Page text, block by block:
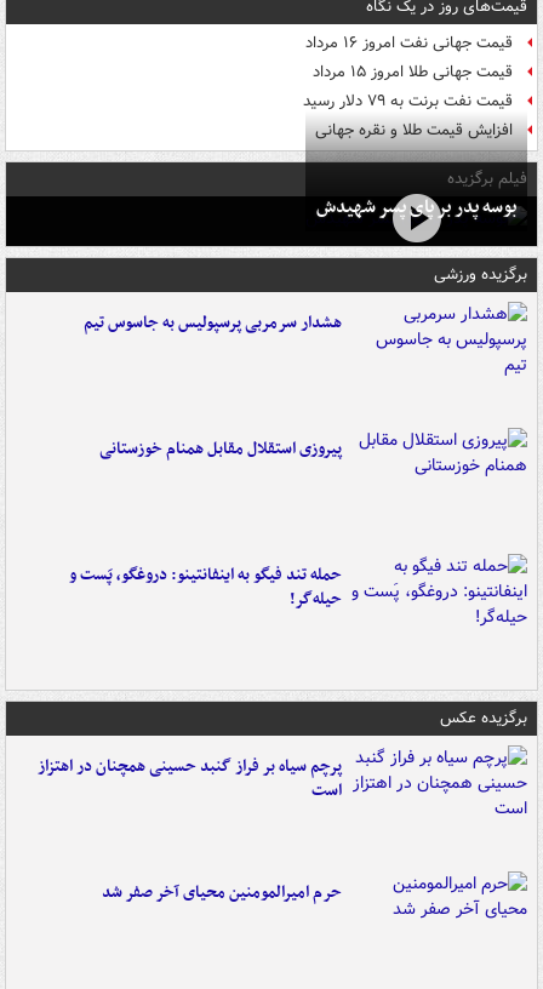
قیمت‌های روز در یک نگاه
قیمت جهانی نفت امروز ۱۶ مرداد
قیمت جهانی طلا امروز ۱۵ مرداد
قیمت نفت برنت به ۷۹ دلار رسید
افزایش قیمت طلا و نقره جهانی
فیلم برگزیده
بوسه‌ پدر بر پای پسر شهیدش
برگزیده ورزشی
هشدار سرمربی پرسپولیس به جاسوس تیم
پیروزی استقلال مقابل همنام خوزستانی
حمله تند فیگو به اینفانتینو: دروغگو، پَست‌ و
حیله‌گر!
برگزیده عکس
پرچم سیاه بر فراز گنبد حسینی همچنان در اهتزاز
است
حرم امیرالمومنین محیای آخر صفر شد